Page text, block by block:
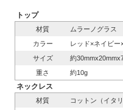
トップ
材質
ムラーノグラス
カラー
レッド×ネイビー
サイズ
約
重さ
約10g
ネックレス
材質
コットン（イタリ